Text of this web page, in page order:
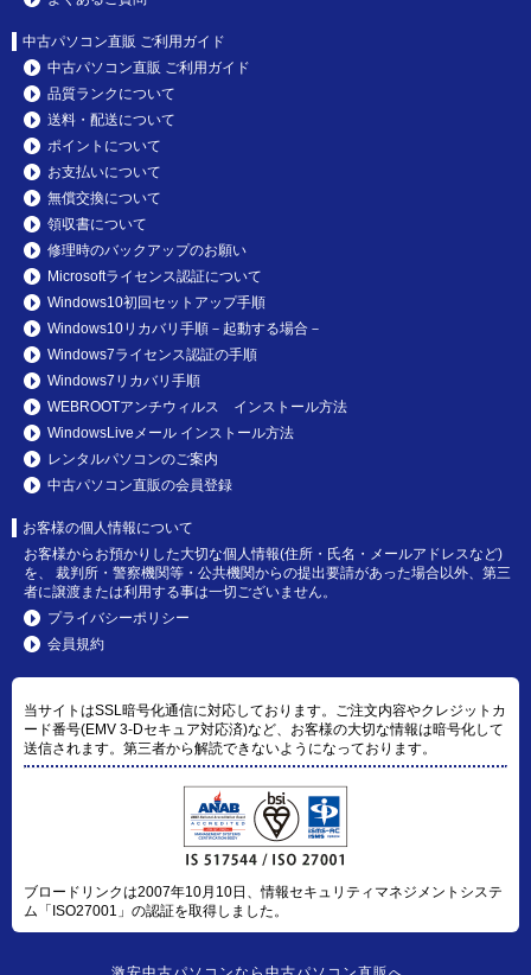
中古パソコン直販 ご利用ガイド
中古パソコン直販 ご利用ガイド
品質ランクについて
送料・配送について
ポイントについて
お支払いについて
無償交換について
領収書について
修理時のバックアップのお願い
Microsoftライセンス認証について
Windows10初回セットアップ手順
Windows10リカバリ手順－起動する場合－
Windows7ライセンス認証の手順
Windows7リカバリ手順
WEBROOTアンチウィルス インストール方法
WindowsLiveメール インストール方法
レンタルパソコンのご案内
中古パソコン直販の会員登録
お客様の個人情報について
お客様からお預かりした大切な個人情報(住所・氏名・メールアドレスなど)
を、 裁判所・警察機関等・公共機関からの提出要請があった場合以外、第三
者に譲渡または利用する事は一切ございません。
プライバシーポリシー
会員規約
当サイトはSSL暗号化通信に対応しております。ご注文内容やクレジットカ
ード番号(EMV 3-Dセキュア対応済)など、お客様の大切な情報は暗号化して
送信されます。第三者から解読できないようになっております。
ブロードリンクは2007年10月10日、情報セキュリティマネジメントシステ
ム「ISO27001」の認証を取得しました。